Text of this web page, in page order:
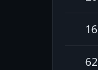
16
62